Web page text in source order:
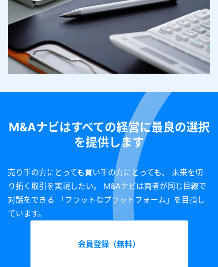
M&Aナビはすべての経営に最良の選択
を提供します
売り手の方にとっても買い手の方にとっても、 未来を切
り拓く取引を実現したい。 M&Aナビは両者が同じ目線で
対話をできる 「フラットなプラットフォーム」を目指し
ています。
会員登録（無料）